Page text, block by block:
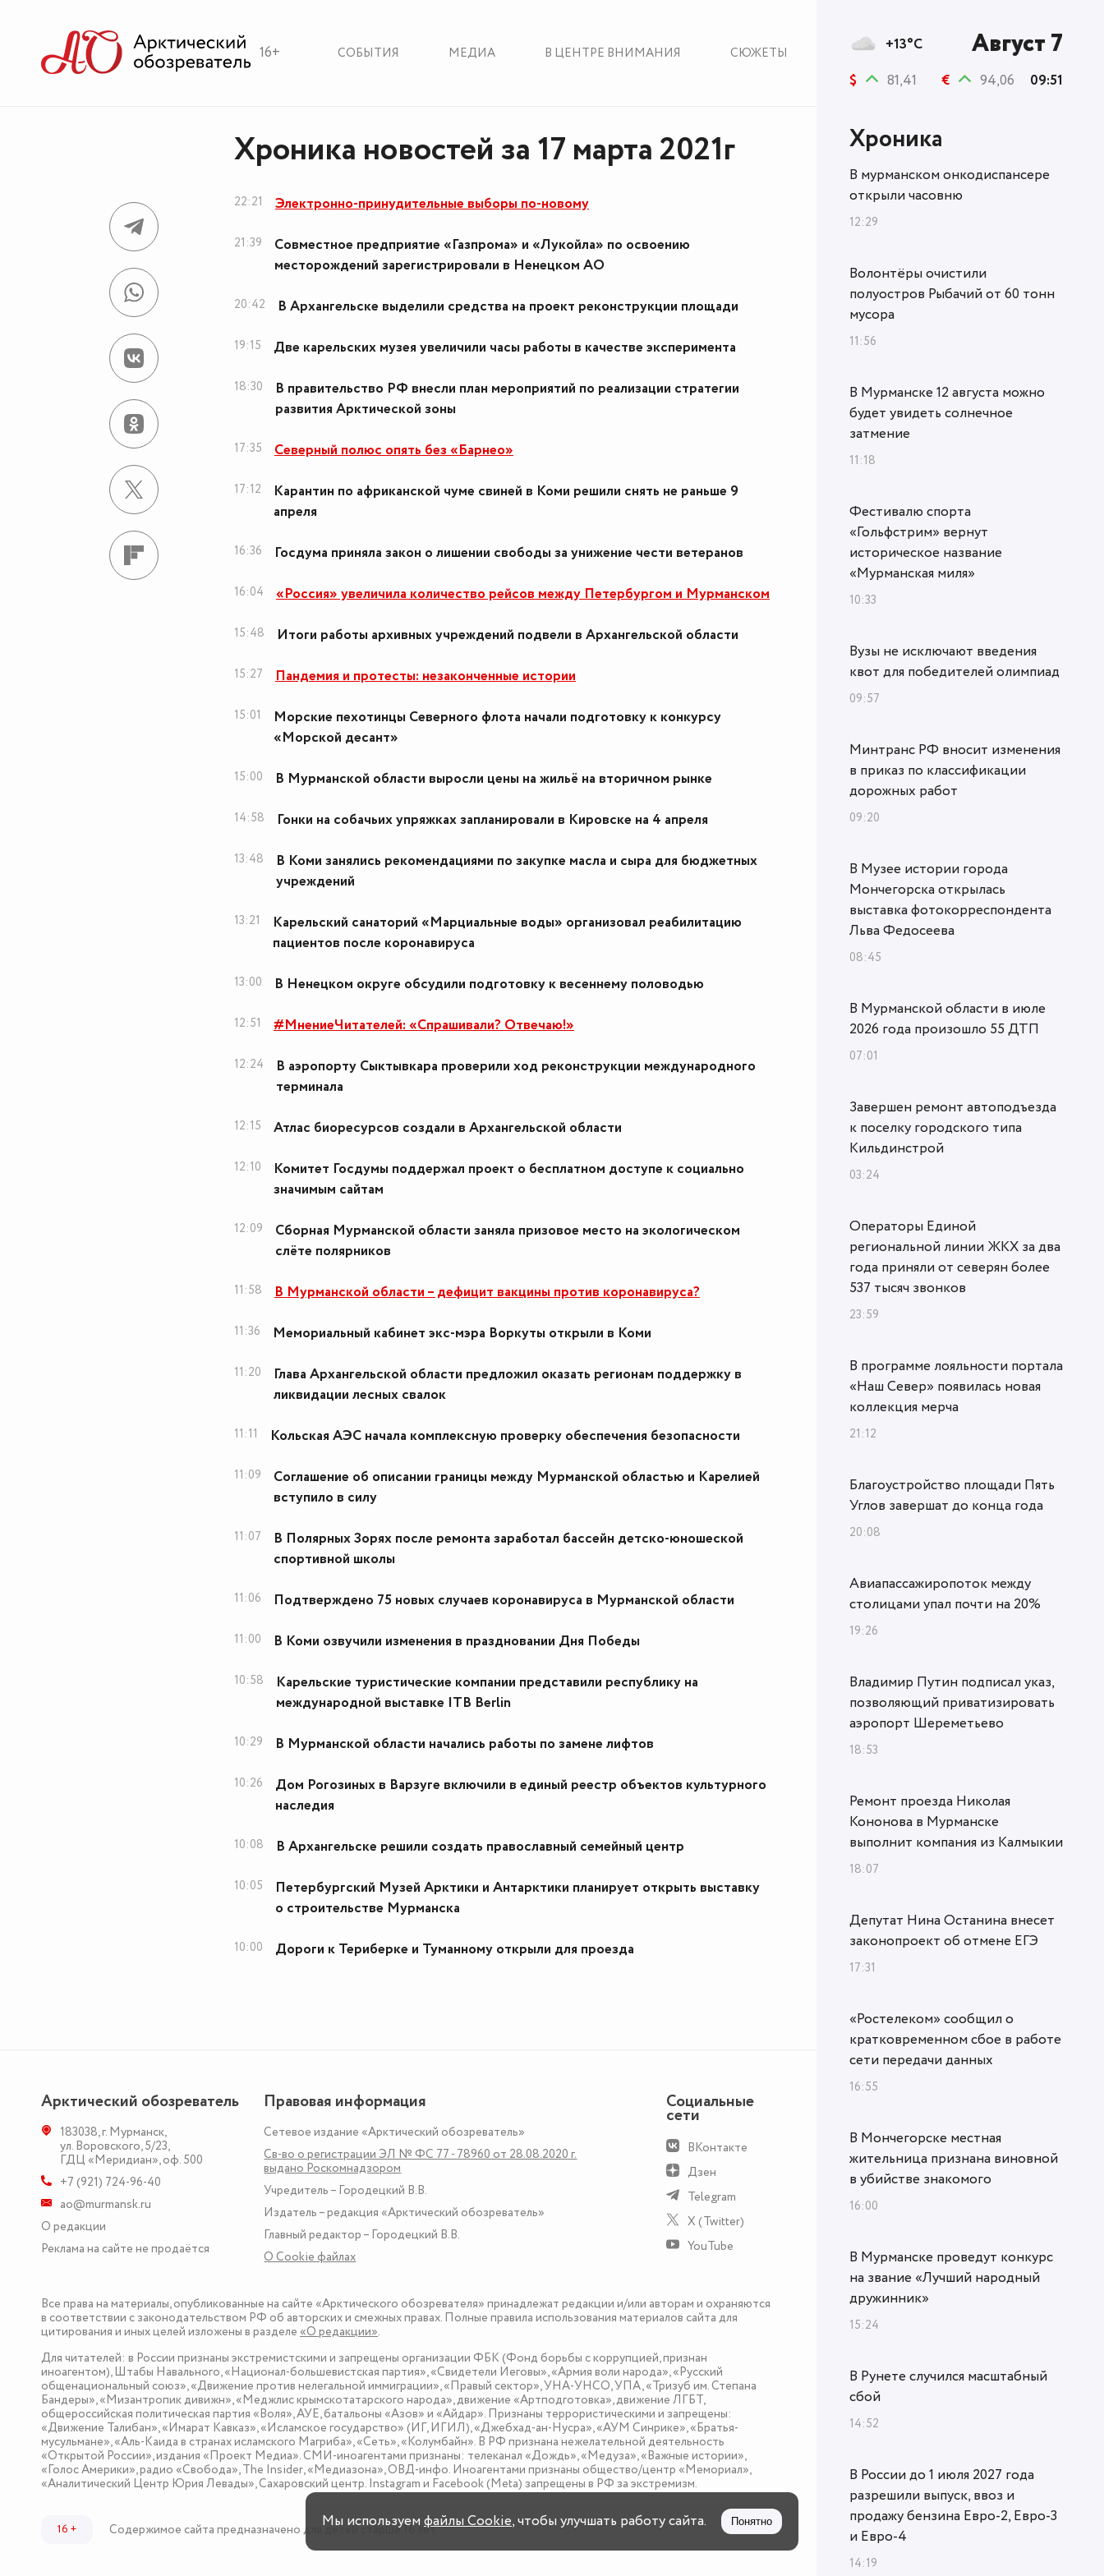
16+ СОБЫТИЯ МЕДИА В ЦЕНТРЕ ВНИМАНИЯ СЮЖЕТЫ
Хроника новостей за 17 марта 2021г
22:21 Электронно-принудительные выборы по-новому
21:39
Совместное предприятие «Газпрома» и «Лукойла» по освоению
месторождений зарегистрировали в Ненецком АО
20:42 В Архангельске выделили средства на проект реконструкции площади
19:15 Две карельских музея увеличили часы работы в качестве эксперимента
18:30
В правительство РФ внесли план мероприятий по реализации стратегии
развития Арктической зоны
17:35 Северный полюс опять без «Барнео»
17:12
Карантин по африканской чуме свиней в Коми решили снять не раньше 9
апреля
16:36 Госдума приняла закон о лишении свободы за унижение чести ветеранов
16:04 «Россия» увеличила количество рейсов между Петербургом и Мурманском
15:48 Итоги работы архивных учреждений подвели в Архангельской области
15:27 Пандемия и протесты: незаконченные истории
15:01
Морские пехотинцы Северного флота начали подготовку к конкурсу
«Морской десант»
15:00 В Мурманской области выросли цены на жильё на вторичном рынке
14:58 Гонки на собачьих упряжках запланировали в Кировске на 4 апреля
13:48
В Коми занялись рекомендациями по закупке масла и сыра для бюджетных
учреждений
13:21
Карельский санаторий «Марциальные воды» организовал реабилитацию
пациентов после коронавируса
13:00 В Ненецком округе обсудили подготовку к весеннему половодью
12:51 #МнениеЧитателей: «Спрашивали? Отвечаю!»
12:24
В аэропорту Сыктывкара проверили ход реконструкции международного
терминала
12:15 Атлас биоресурсов создали в Архангельской области
12:10
Комитет Госдумы поддержал проект о бесплатном доступе к социально
значимым сайтам
12:09
Сборная Мурманской области заняла призовое место на экологическом
слёте полярников
11:58 В Мурманской области – дефицит вакцины против коронавируса?
11:36 Мемориальный кабинет экс-мэра Воркуты открыли в Коми
11:20
Глава Архангельской области предложил оказать регионам поддержку в
ликвидации лесных свалок
11:11 Кольская АЭС начала комплексную проверку обеспечения безопасности
11:09
Соглашение об описании границы между Мурманской областью и Карелией
вступило в силу
11:07
В Полярных Зорях после ремонта заработал бассейн детско-юношеской
спортивной школы
11:06 Подтверждено 75 новых случаев коронавируса в Мурманской области
11:00 В Коми озвучили изменения в праздновании Дня Победы
10:58
Карельские туристические компании представили республику на
международной выставке ITB Berlin
10:29 В Мурманской области начались работы по замене лифтов
10:26
Дом Рогозиных в Варзуге включили в единый реестр объектов культурного
наследия
10:08 В Архангельске решили создать православный семейный центр
10:05
Петербургский Музей Арктики и Антарктики планирует открыть выставку
о строительстве Мурманска
10:00 Дороги к Териберке и Туманному открыли для проезда
Арктический обозреватель
183038,г. Мурманск,
ул. Воровского, 5/23,
ГДЦ «Меридиан», оф. 500
+7 (921) 724-96-40
ao@murmansk.ru
О редакции
Реклама на сайте не продаётся
Правовая информация
Сетевое издание «Арктический обозреватель»
Св-во о регистрации ЭЛ № ФС 77 - 78960 от 28.08.2020 г.
выдано Роскомнадзором
Учредитель – Городецкий В.В.
Издатель – редакция «Арктический обозреватель»
Главный редактор – Городецкий В.В.
О Сookie файлах
Социальные
сети
ВКонтакте
Дзен
Telegram
X (Twitter)
YouTube
Все права на материалы, опубликованные на сайте «Арктического обозревателя» принадлежат редакции и/или авторам и охраняются
в соответствии с законодательством РФ об авторских и смежных правах. Полные правила использования материалов сайта для
цитирования и иных целей изложены в разделе«О редакции».
Для читателей: в России признаны экстремистскими и запрещены организации ФБК (Фонд борьбы с коррупцией, признан
иноагентом), Штабы Навального, «Национал-большевистская партия», «Свидетели Иеговы», «Армия воли народа», «Русский
общенациональный союз», «Движение против нелегальной иммиграции», «Правый сектор», УНА-УНСО, УПА, «Тризуб им. Степана
Бандеры», «Мизантропик дивижн», «Меджлис крымскотатарского народа», движение «Артподготовка», движение ЛГБТ,
общероссийская политическая партия «Воля», АУЕ, батальоны «Азов» и «Айдар». Признаны террористическими и запрещены:
«Движение Талибан», «Имарат Кавказ», «Исламское государство» (ИГ, ИГИЛ), «Джебхад-ан-Нусра», «АУМ Синрике», «Братья-
мусульмане», «Аль-Каида в странах исламского Магриба», «Сеть», «Колумбайн». В РФ признана нежелательной деятельность
«Открытой России», издания «Проект Медиа». СМИ-иноагентами признаны: телеканал «Дождь», «Медуза», «Важные истории»,
«Голос Америки», радио «Свобода», The Insider, «Медиазона», ОВД-инфо. Иноагентами признаны общество/центр «Мемориал»,
«Аналитический Центр Юрия Левады», Сахаровский центр. Instagram и Facebook (Metа) запрещены в РФ за экстремизм.
16 + Содержимое сайта предназначено для детей старше 16 лет
+13°C Август 7
$ 81,41 € 94,06 09:51
Хроника
В мурманском онкодиспансере
открыли часовню
12:29
Волонтёры очистили
полуостров Рыбачий от 60 тонн
мусора
11:56
В Мурманске 12 августа можно
будет увидеть солнечное
затмение
11:18
Фестивалю спорта
«Гольфстрим» вернут
историческое название
«Мурманская миля»
10:33
Вузы не исключают введения
квот для победителей олимпиад
09:57
Минтранс РФ вносит изменения
в приказ по классификации
дорожных работ
09:20
В Музее истории города
Мончегорска открылась
выставка фотокорреспондента
Льва Федосеева
08:45
В Мурманской области в июле
2026 года произошло 55 ДТП
07:01
Завершен ремонт автоподъезда
к поселку городского типа
Кильдинстрой
03:24
Операторы Единой
региональной линии ЖКХ за два
года приняли от северян более
537 тысяч звонков
23:59
В программе лояльности портала
«Наш Север» появилась новая
коллекция мерча
21:12
Благоустройство площади Пять
Углов завершат до конца года
20:08
Авиапассажиропоток между
столицами упал почти на 20%
19:26
Владимир Путин подписал указ,
позволяющий приватизировать
аэропорт Шереметьево
18:53
Ремонт проезда Николая
Кононова в Мурманске
выполнит компания из Калмыкии
18:07
Депутат Нина Останина внесет
законопроект об отмене ЕГЭ
17:31
«Ростелеком» сообщил о
кратковременном сбое в работе
сети передачи данных
16:55
В Мончегорске местная
жительница признана виновной
в убийстве знакомого
16:00
В Мурманске проведут конкурс
на звание «Лучший народный
дружинник»
15:24
В Рунете случился масштабный
сбой
14:52
В России до 1 июля 2027 года
разрешили выпуск, ввоз и
продажу бензина Евро-2, Евро-3
и Евро-4
14:19
Мы используем файлы Cookie, чтобы улучшать работу сайта. Понятно